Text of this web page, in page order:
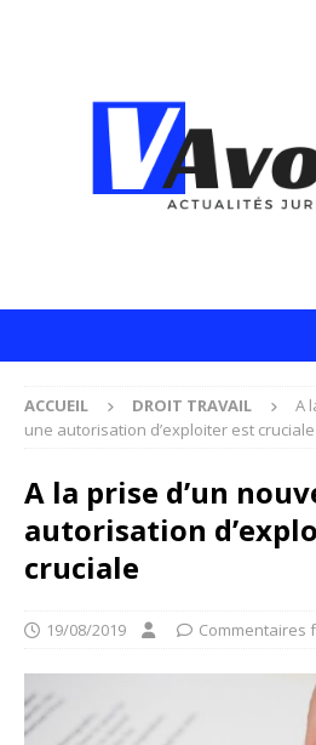
ACCUEIL DROIT TRAVAIL
A
une autorisation d’exploiter est cruciale
A la prise d’un
autorisation
cruciale
19/08/2019 Commentaires